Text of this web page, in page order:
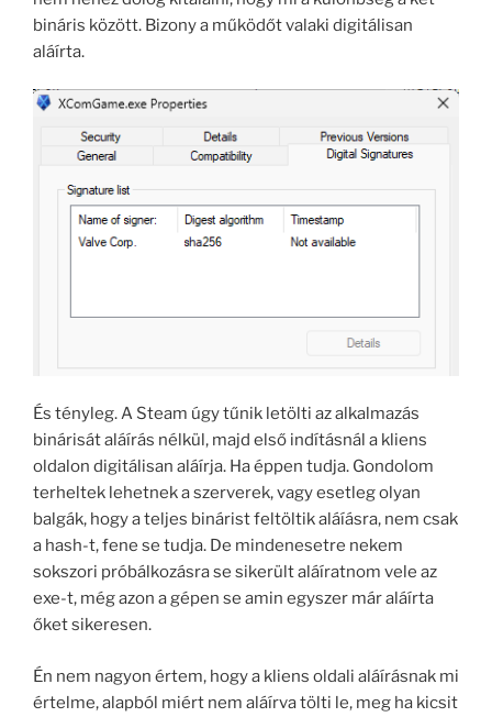
bináris között. Bizony a működőt valaki digitálisan
aláírta.
És tényleg. A Steam úgy tűnik letölti az alkalmazás
binárisát aláírás nélkül, majd első indításnál a kliens
oldalon digitálisan aláírja. Ha éppen tudja. Gondolom
terheltek lehetnek a szerverek, vagy esetleg olyan
balgák, hogy a teljes binárist feltöltik aláíásra, nem csak
a hash-t, fene se tudja. De mindenesetre nekem
sokszori próbálkozásra se sikerült aláíratnom vele az
exe-t, még azon a gépen se amin egyszer már aláírta
őket sikeresen.
Én nem nagyon értem, hogy a kliens oldali aláírásnak mi
értelme, alapból miért nem aláírva tölti le, meg ha kicsit